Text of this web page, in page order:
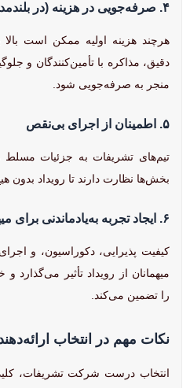
۴. صرفه‌جویی در هزینه (در بلندمدت)
هرچند هزینه اولیه ممکن است بالا
دقیق، مذاکره با تأمین‌کنندگان و
منجر به صرفه‌جویی شود.
۵. اطمینان از اجرای بی‌نقص
تیم‌های تشریفات به جزئیات مسلط
بخش‌ها نظارت دارند تا رویداد بدون
۶. ایجاد تجربه به‌یادماندنی برای میهمانان
کیفیت پذیرایی، دکوراسیون، و
میهمانان از رویداد تأثیر
را تضمین می‌کند.
نکات مهم در انتخاب
انتخاب درست شرکت تشریفات،